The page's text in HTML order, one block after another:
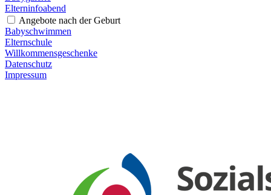
Elterninfoabend
Angebote nach der Geburt
Babyschwimmen
Elternschule
Willkommensgeschenke
Datenschutz
Impressum